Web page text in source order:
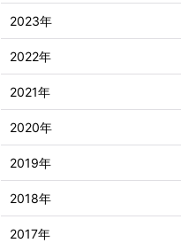
2023年
2022年
2021年
2020年
2019年
2018年
2017年